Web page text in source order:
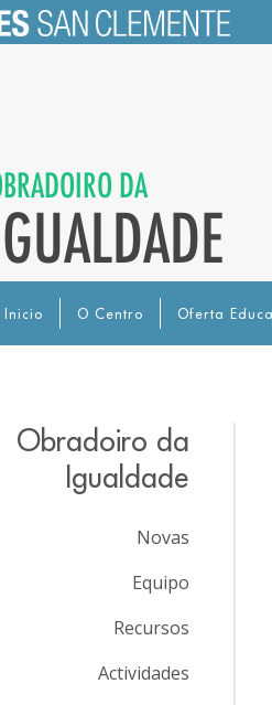
DA
Inicio O Centro Oferta
Obradoiro da
Igualdade
Novas
Equipo
Recursos
Actividades